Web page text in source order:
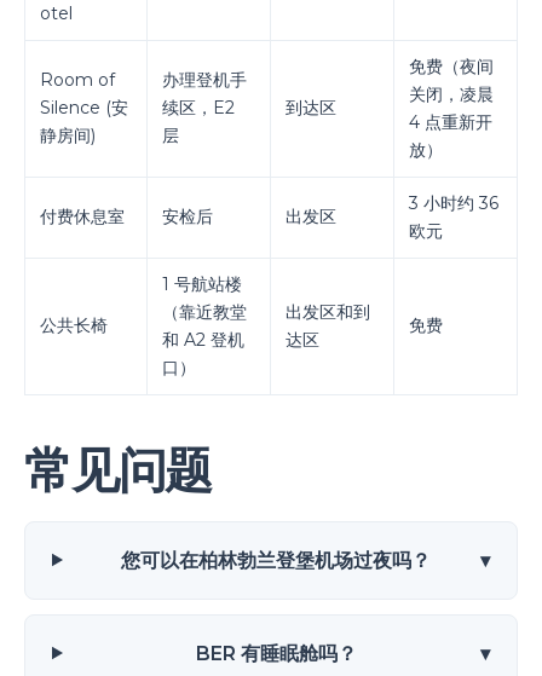
otel
Room of
Silence (安
静房间)
办理登机手
续区，E2
层
到达区
免费（夜间
关闭，凌晨
4 点重新开
放）
付费休息室 安检后 出发区
3 小时约 36
欧元
公共长椅
1 号航站楼
（靠近教堂
和 A2 登机
口）
出发区和到
达区
免费
常见问题
您可以在柏林勃兰登堡机场过夜吗？ ▾
BER 有睡眠舱吗？ ▾